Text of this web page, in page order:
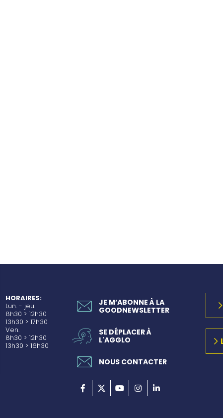
la conformité avec les réglementations. Personnalisez vos préférences pour contrôler la
HORAIRES:
Lun. - jeu.
8h30 > 12h30
13h30 > 17h30
Ven.
8h30 > 12h30
13h30 > 16h30
JE M’ABONNE À LA
GOODNEWSLETTER
SE DÉPLACER À
L'AGGLO
NOUS CONTACTER